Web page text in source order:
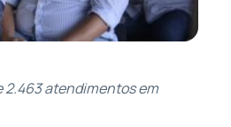
2.463 atendimentos em